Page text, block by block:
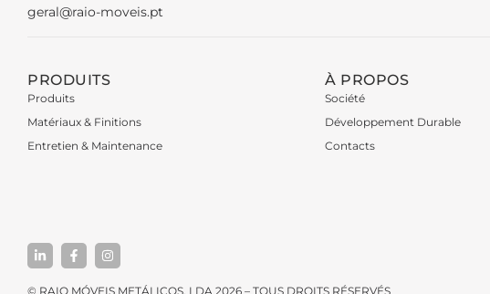
geral@raio-moveis.pt
PRODUITS
Produits
Matériaux & Finitions
Entretien & Maintenance
À PROPOS
Société
Développement Durable
Contacts
© RAIO MÓVEIS METÁLICOS, LDA 2026 – TOUS DROITS RÉSERVÉS